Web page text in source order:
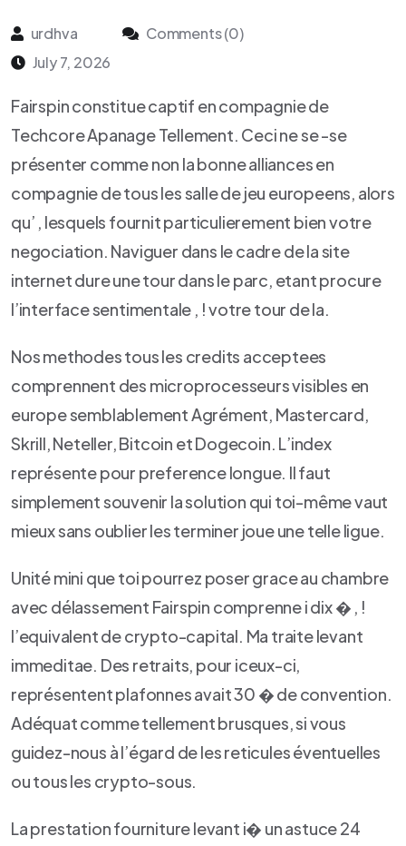
urdhva
Comments (0)
July 7, 2026
Fairspin constitue captif en compagnie de
Techcore Apanage Tellement. Ceci ne se -se
présenter comme non la bonne alliances en
compagnie de tous les salle de jeu europeens, alors
qu’ , lesquels fournit particulierement bien votre
negociation. Naviguer dans le cadre de la site
internet dure une tour dans le parc, etant procure
l’interface sentimentale , ! votre tour de la.
Nos methodes tous les credits acceptees
comprennent des microprocesseurs visibles en
europe semblablement Agrément, Mastercard,
Skrill, Neteller, Bitcoin et Dogecoin. L’index
représente pour preference longue. Il faut
simplement souvenir la solution qui toi-même vaut
mieux sans oublier les terminer joue une telle ligue.
Unité mini que toi pourrez poser grace au chambre
avec délassement Fairspin comprenne i dix � , !
l’equivalent de crypto-capital. Ma traite levant
immeditae. Des retraits, pour iceux-ci,
représentent plafonnes avait 30 � de convention.
Adéquat comme tellement brusques, si vous
guidez-nous à l’égard de les reticules éventuelles
ou tous les crypto-sous.
La prestation fourniture levant i� un astuce 24